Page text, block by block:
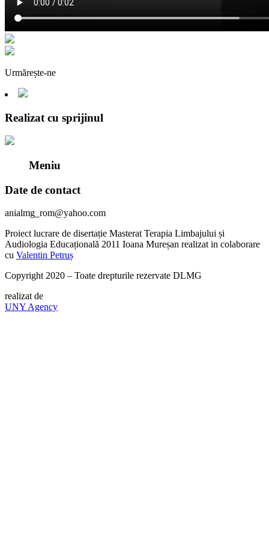
Urmărește-ne
Realizat cu sprijinul
Meniu
Date de contact
anialmg_rom@yahoo.com
Proiect lucrare de disertație Masterat Terapia Limbajului și
Audiologia Educațională 2011 Ioana Mureșan realizat in colaborare
cu Valentin Petruș
Copyright 2020 – Toate drepturile rezervate DLMG
realizat de
UNY Agency